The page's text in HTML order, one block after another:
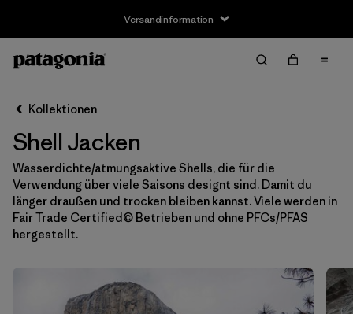
Versandinformation
Filter by
Größe
XS (33)
S (33)
Kollektionen
Shell Jacken
Wasserdichte/atmungsaktive Shells, die für die
Verwendung über viele Saisons designt sind. Damit du
länger draußen und trocken bleiben kannst. Viele werden in
Fair Trade Certified© Betrieben und ohne PFCs/PFAS
hergestellt.